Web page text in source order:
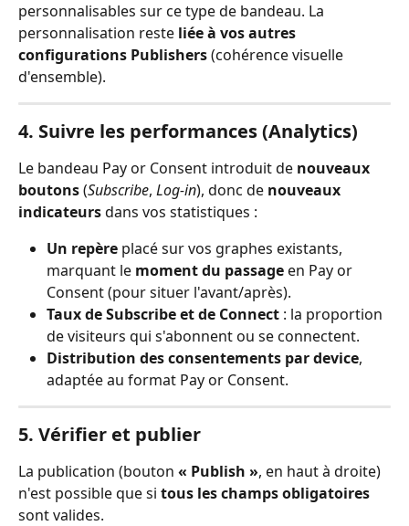
personnalisables sur ce type de bandeau. La
personnalisation reste liée à vos autres
configurations Publishers (cohérence visuelle
d'ensemble).
4. Suivre les performances (Analytics)
Le bandeau Pay or Consent introduit de nouveaux
boutons (Subscribe, Log-in), donc de nouveaux
indicateurs dans vos statistiques :
Un repère placé sur vos graphes existants,
marquant le moment du passage en Pay or
Consent (pour situer l'avant/après).
Taux de Subscribe et de Connect : la proportion
de visiteurs qui s'abonnent ou se connectent.
Distribution des consentements par device,
adaptée au format Pay or Consent.
5. Vérifier et publier
La publication (bouton « Publish », en haut à droite)
n'est possible que si tous les champs obligatoires
sont valides.